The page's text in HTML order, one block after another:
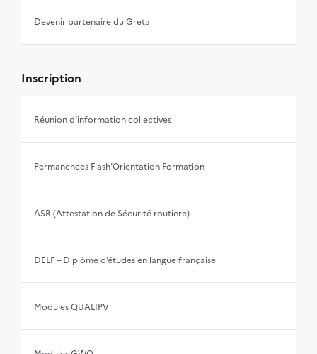
Devenir partenaire du Greta
Inscription
Réunion d’information collectives
Permanences Flash’Orientation Formation
ASR (Attestation de Sécurité routière)
DELF – Diplôme d’études en langue française
Modules QUALIPV